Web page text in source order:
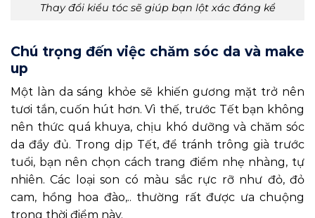
Thay đổi kiểu tóc sẽ giúp bạn lột xác đáng kể
Chú trọng đến việc chăm sóc da và make
up
Một làn da sáng khỏe sẽ khiến gương mặt trở nên
tươi tắn, cuốn hút hơn. Vì thế, trước Tết bạn không
nên thức quá khuya, chịu khó dưỡng và chăm sóc
da đầy đủ. Trong dịp Tết, để tránh trông già trước
tuổi, bạn nên chọn cách trang điểm nhẹ nhàng, tự
nhiên. Các loại son có màu sắc rực rỡ như đỏ, đỏ
cam, hồng hoa đào,.. thường rất được ưa chuộng
trong thời điểm này.